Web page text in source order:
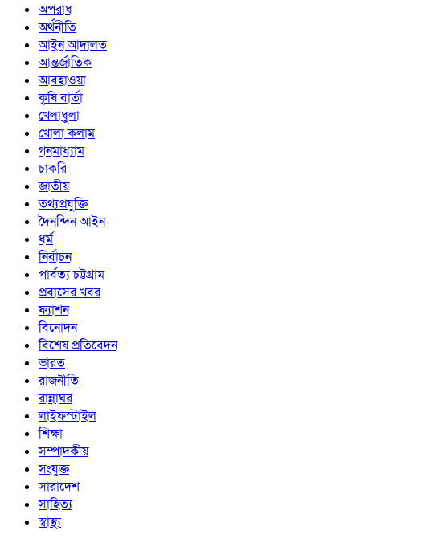
অপরাধ
অর্থনীতি
আইন আদালত
আন্তর্জাতিক
আবহাওয়া
কৃষি বার্তা
খেলাধুলা
খোলা কলাম
গনমাধ্যাম
চাকরি
জাতীয়
তথ্যপ্রযুক্তি
দৈনন্দিন আইন
ধর্ম
নির্বাচন
পার্বত্য চট্টগ্রাম
প্রবাসের খবর
ফ্যাশন
বিনোদন
বিশেষ প্রতিবেদন
ভারত
রাজনীতি
রান্নাঘর
লাইফস্টাইল
শিক্ষা
সম্পাদকীয়
সংযুক্ত
সারাদেশ
সাহিত্য
স্বাস্থ্য